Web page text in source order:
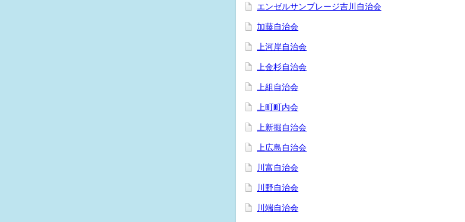
エンゼルサンプレージ吉川自治会
加藤自治会
上河岸自治会
上金杉自治会
上組自治会
上町町内会
上新掘自治会
上広島自治会
川富自治会
川野自治会
川端自治会